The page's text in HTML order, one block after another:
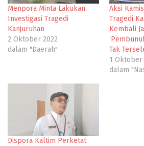
Menpora Minta Lakukan
Investigasi Tragedi
Kanjuruhan
2 Oktober 2022
dalam "Daerah"
Aksi
Tragedi
Kembali
Tak
1 Oktober
dalam
Dispora Kaltim Perketat